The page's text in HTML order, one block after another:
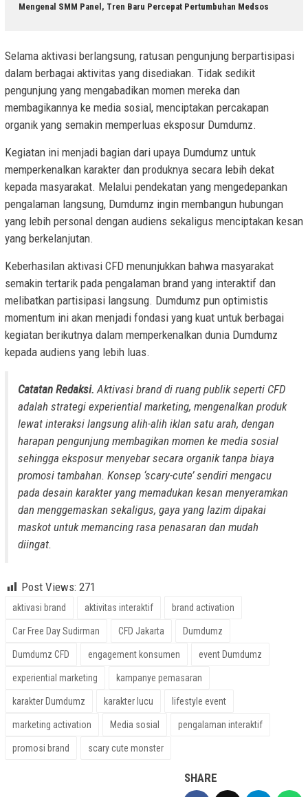
Mengenal SMM Panel, Tren Baru Percepat Pertumbuhan Medsos
Selama aktivasi berlangsung, ratusan pengunjung berpartisipasi
dalam berbagai aktivitas yang disediakan. Tidak sedikit
pengunjung yang mengabadikan momen mereka dan
membagikannya ke media sosial, menciptakan percakapan
organik yang semakin memperluas eksposur Dumdumz.
Kegiatan ini menjadi bagian dari upaya Dumdumz untuk
memperkenalkan karakter dan produknya secara lebih dekat
kepada masyarakat. Melalui pendekatan yang mengedepankan
pengalaman langsung, Dumdumz ingin membangun hubungan
yang lebih personal dengan audiens sekaligus menciptakan kesan
yang berkelanjutan.
Keberhasilan aktivasi CFD menunjukkan bahwa masyarakat
semakin tertarik pada pengalaman brand yang interaktif dan
melibatkan partisipasi langsung. Dumdumz pun optimistis
momentum ini akan menjadi fondasi yang kuat untuk berbagai
kegiatan berikutnya dalam memperkenalkan dunia Dumdumz
kepada audiens yang lebih luas.
Catatan Redaksi. Aktivasi brand di ruang publik seperti CFD
adalah strategi experiential marketing, mengenalkan produk
lewat interaksi langsung alih-alih iklan satu arah, dengan
harapan pengunjung membagikan momen ke media sosial
sehingga eksposur menyebar secara organik tanpa biaya
promosi tambahan. Konsep ‘scary-cute’ sendiri mengacu
pada desain karakter yang memadukan kesan menyeramkan
dan menggemaskan sekaligus, gaya yang lazim dipakai
maskot untuk memancing rasa penasaran dan mudah
diingat.
Post Views: 271
aktivasi brand aktivitas interaktif brand activation
Car Free Day Sudirman CFD Jakarta Dumdumz
Dumdumz CFD engagement konsumen event Dumdumz
experiential marketing kampanye pemasaran
karakter Dumdumz karakter lucu lifestyle event
marketing activation Media sosial pengalaman interaktif
promosi brand scary cute monster
SHARE